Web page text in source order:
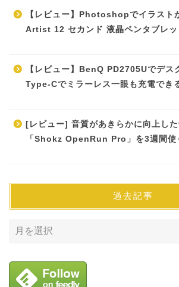
【レビュー】Photoshopでイラスト
Artist 12 セカンド 液晶ペンタブレッ
【レビュー】BenQ PD2705Uでデス
Type-Cでミラーレス一眼も充電でき
[レビュー] 音質があきらかに向上し
「Shokz OpenRun Pro」を3週間使
過去記事